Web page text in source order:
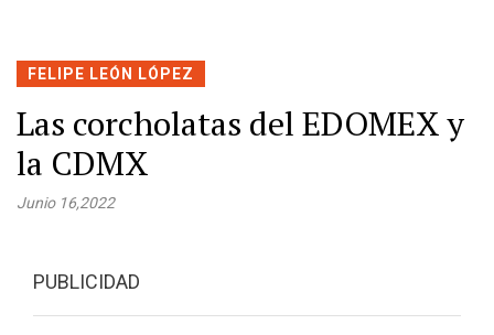
FELIPE LEÓN LÓPEZ
Las corcholatas del EDOMEX y
la CDMX
Junio 16,2022
PUBLICIDAD